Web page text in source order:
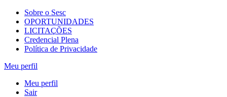
Sobre o Sesc
OPORTUNIDADES
LICITAÇÕES
Credencial Plena
Política de Privacidade
Meu perfil
Meu perfil
Sair